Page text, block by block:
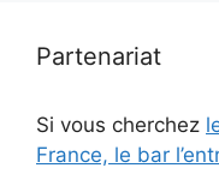
Partenariat
Si vous cherchez
France, le bar